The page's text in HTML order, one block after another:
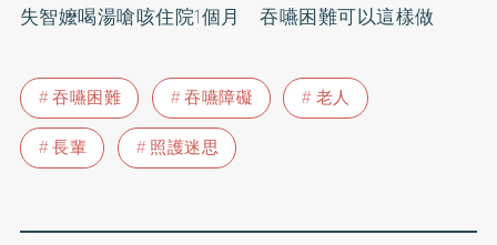
失智嬤喝湯嗆咳住院1個月 吞嚥困難可以這樣做
吞嚥困難 吞嚥障礙
老人
長輩
照護迷思